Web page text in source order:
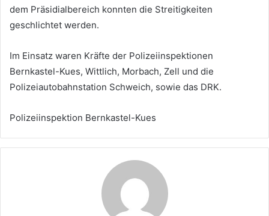
dem Präsidialbereich konnten die Streitigkeiten
geschlichtet werden.
Im Einsatz waren Kräfte der Polizeiinspektionen
Bernkastel-Kues, Wittlich, Morbach, Zell und die
Polizeiautobahnstation Schweich, sowie das DRK.
Polizeiinspektion Bernkastel-Kues